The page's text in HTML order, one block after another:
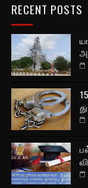
RECENT POSTS